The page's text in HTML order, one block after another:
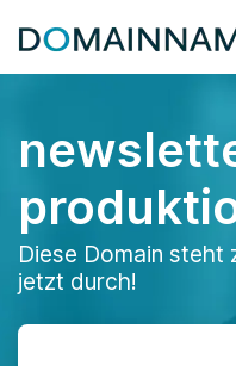
Diese Domain steht
jetzt durch!